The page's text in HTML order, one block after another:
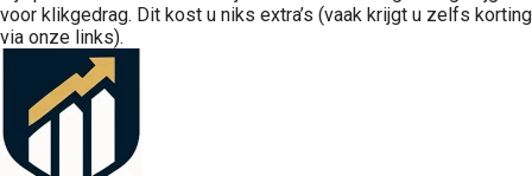
voor klikgedrag. Dit kost u niks extra’s (vaak krijgt u zelfs korting
via onze links).